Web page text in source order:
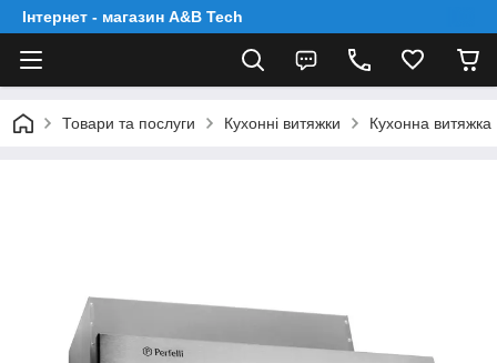
Інтернет - магазин A&B Tech
Товари та послуги Кухонні витяжки Кухонна